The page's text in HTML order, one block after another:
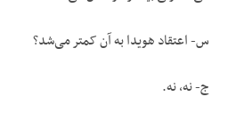
س- اعتقاد هویدا به آن کمتر می‌شد؟
ج- نه، نه.